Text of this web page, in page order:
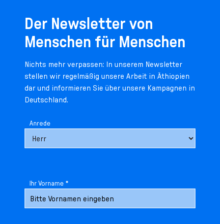
Der Newsletter von
Menschen für Menschen
Nichts mehr verpassen: In unserem Newsletter
stellen wir regelmäßig unsere Arbeit in Äthiopien
dar und informieren Sie über unsere Kampagnen in
Deutschland.
Anrede
Ihr Vorname *